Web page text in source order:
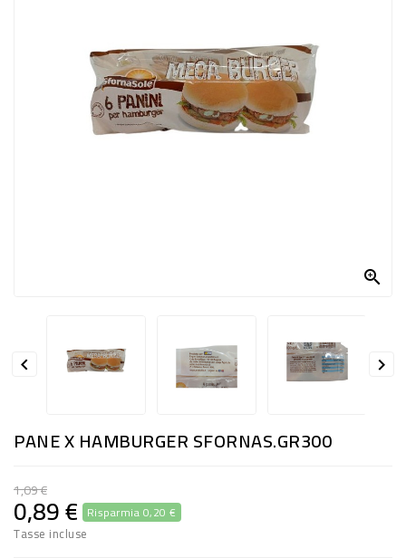
CONDIRE
DOLCIARIO
PRODOTTI
INFANZIA
E
FARINA
DIETETICO
NATURALI

 
PANE X HAMBURGER SFORNAS.GR300
1,09 €
0,89 € Risparmia 0,20 €
Tasse incluse